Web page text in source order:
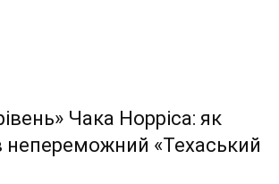
Чака Норріса: як
непереможний «Техаський